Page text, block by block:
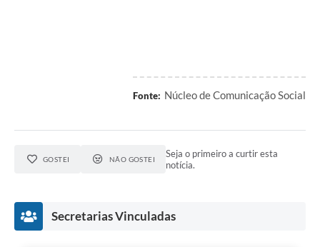
Fonte: Núcleo de Comunicação Social
GOSTEI NÃO GOSTEI
Seja o primeiro a curtir esta
notícia.
Secretarias Vinculadas